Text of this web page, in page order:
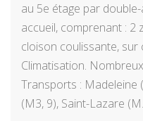
au 5e étage par
accueil, comprenant : 2
cloison coulissante, sur
Climatisation.
Transports : Madeleine
(M3, 9), Saint-Lazare